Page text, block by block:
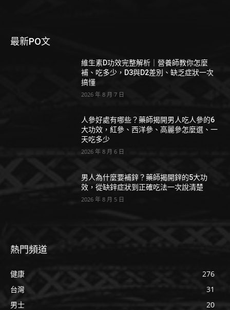
最新PO文
維生素D功效完整解析｜營養師教你怎麼
補、吃多少，D3與D2差別、缺乏症狀一次
搞懂
2026 年 8 月 7 日
人參好處有哪些？藥師揭開男人吃人參的6
大功效，紅參、西洋參、高麗參怎麼選、一
天吃多少
2026 年 8 月 6 日
男人為什麼要補鋅？藥師揭開鋅的5大功
效，從缺鋅症狀到正確吃法一次說清楚
2026 年 8 月 5 日
熱門頻道
健康
276
台灣
31
男士
20